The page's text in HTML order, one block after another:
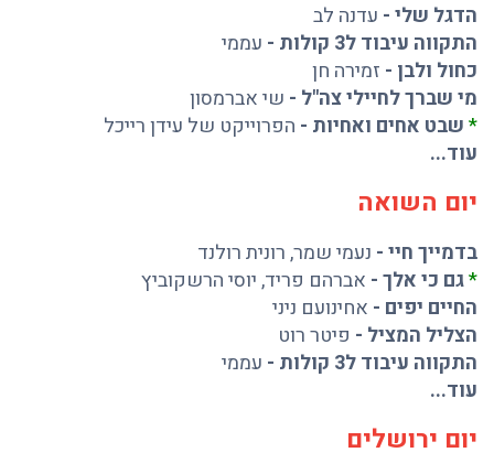
הדגל שלי- עדנה לב
התקווה עיבוד ל3 קולות
- עממי
כחול ולבן - זמירה חן
מי שברך לחיילי צה"ל - שי אברמסון
*שבט אחים ואחיות - הפרוייקט של עידן רייכל
עוד...
יום השואה
בדמייך חיי- נעמי שמר,רונית רולנד
*גם כי אלך- אברהם פריד,יוסי הרשקוביץ
החיים יפים - אחינועם ניני
הצליל המציל - פיטר רוט
התקווה עיבוד ל3 קולות
- עממי
עוד...
יום ירושלים